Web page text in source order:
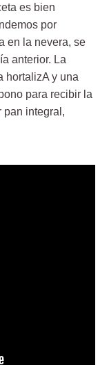
es bien
por
en la nevera, se
anterior. La
hortalizA y una
para recibir la
pan integral,